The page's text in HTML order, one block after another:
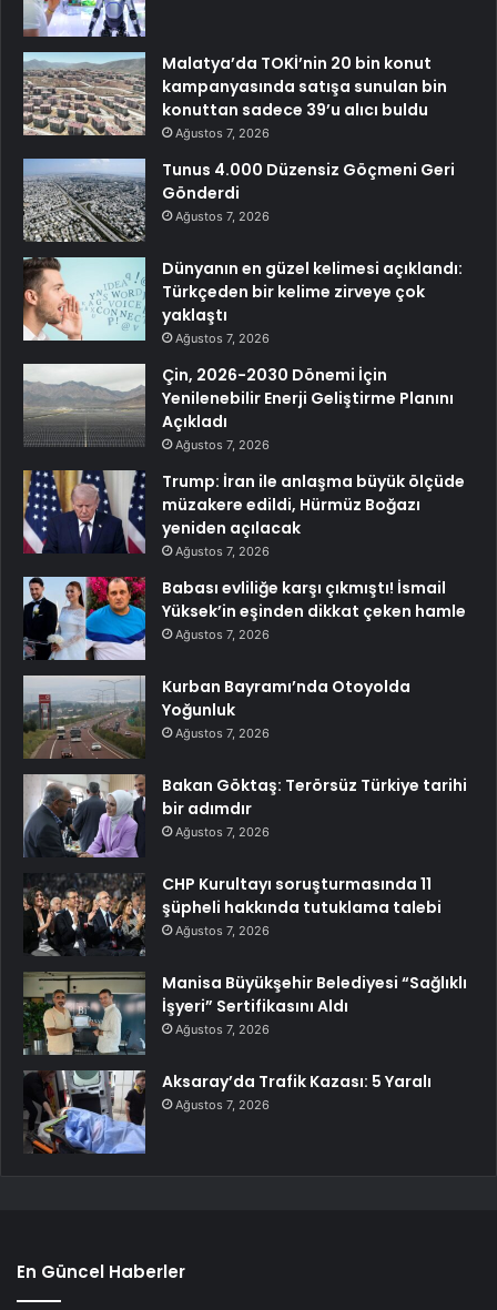
Malatya’da TOKİ’nin 20 bin konut
kampanyasında satışa sunulan bin
konuttan sadece 39’u alıcı buldu
Ağustos 7, 2026
Tunus 4.000 Düzensiz Göçmeni Geri
Gönderdi
Ağustos 7, 2026
Dünyanın en güzel kelimesi açıklandı:
Türkçeden bir kelime zirveye çok
yaklaştı
Ağustos 7, 2026
Çin, 2026-2030 Dönemi İçin
Yenilenebilir Enerji Geliştirme Planını
Açıkladı
Ağustos 7, 2026
Trump: İran ile anlaşma büyük ölçüde
müzakere edildi, Hürmüz Boğazı
yeniden açılacak
Ağustos 7, 2026
Babası evliliğe karşı çıkmıştı! İsmail
Yüksek’in eşinden dikkat çeken hamle
Ağustos 7, 2026
Kurban Bayramı’nda Otoyolda
Yoğunluk
Ağustos 7, 2026
Bakan Göktaş: Terörsüz Türkiye tarihi
bir adımdır
Ağustos 7, 2026
CHP Kurultayı soruşturmasında 11
şüpheli hakkında tutuklama talebi
Ağustos 7, 2026
Manisa Büyükşehir Belediyesi “Sağlıklı
İşyeri” Sertifikasını Aldı
Ağustos 7, 2026
Aksaray’da Trafik Kazası: 5 Yaralı
Ağustos 7, 2026
En Güncel Haberler